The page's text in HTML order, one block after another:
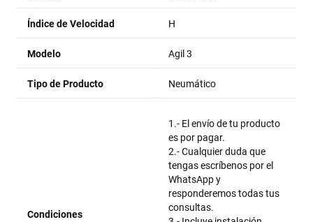
Índice de Velocidad H
Modelo Agil 3
Tipo de Producto Neumático
Condiciones
1.- El envío de tu producto
es por pagar.
2.- Cualquier duda que
tengas escríbenos por el
WhatsApp y
responderemos todas tus
consultas.